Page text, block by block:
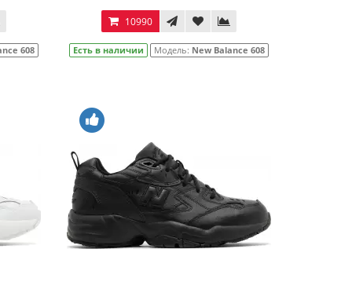
608
10990
Есть в наличии Модель: New Balance 608